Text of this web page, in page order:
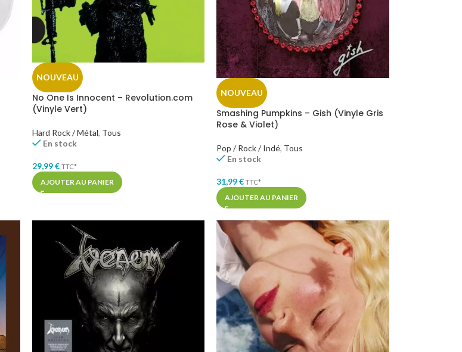
NOUVEAU
No One Is Innocent – Revolution.com
(Vinyle Vert)
Hard Rock / Métal, Tous
En stock
29,99€ TTC*
AJOUTER AU PANIER
NOUVEAU
Smashing Pumpkins – Gish (Vinyle Gris
Rose & Violet)
Pop / Rock / Indé, Tous
En stock
31,99€ TTC*
AJOUTER AU PANIER